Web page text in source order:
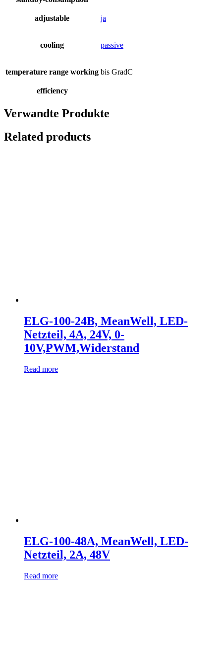
adjustable ja
cooling passive
temperature range working bis GradC
efficiency
Verwandte Produkte
Related products
ELG-100-24B, MeanWell, LED-
Netzteil, 4A, 24V, 0-
10V,PWM,Widerstand
Read more
ELG-100-48A, MeanWell, LED-
Netzteil, 2A, 48V
Read more